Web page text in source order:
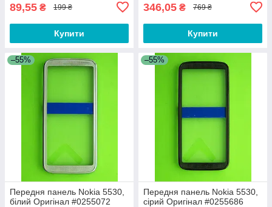
89,55 ₴ 199 ₴
Купити
346,05 ₴ 769 ₴
Купити
–55%
Передня панель Nokia 5530,
білий Оригінал #0255072
–55%
Передня панель Nokia 5530,
сірий Оригінал #0255686